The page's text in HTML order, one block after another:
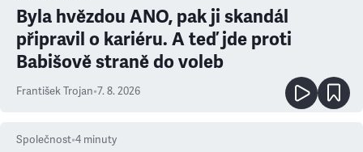
Byla hvězdou ANO, pak ji skandál
připravil o kariéru. A teď jde proti
Babišově straně do voleb
František Trojan•7. 8. 2026
Společnost•4 minuty